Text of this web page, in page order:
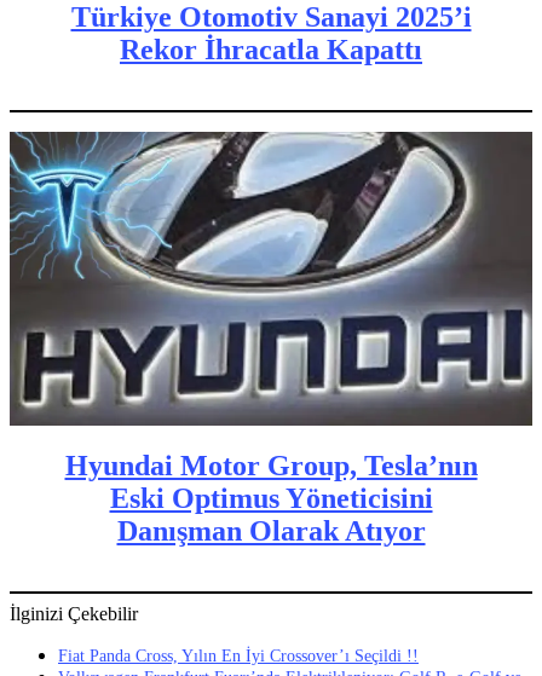
Türkiye Otomotiv Sanayi 2025’i
Rekor İhracatla Kapattı
Hyundai Motor Group, Tesla’nın
Eski Optimus Yöneticisini
Danışman Olarak Atıyor
İlginizi Çekebilir
Fiat Panda Cross, Yılın En İyi Crossover’ı Seçildi !!